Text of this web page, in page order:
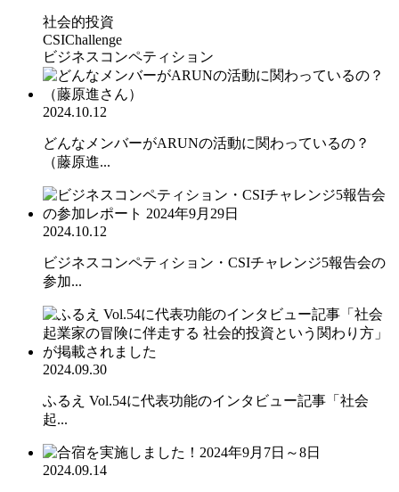
社会的投資
CSIChallenge
ビジネスコンペティション
2024.10.12
どんなメンバーがARUNの活動に関わっているの？
（藤原進...
2024.10.12
ビジネスコンペティション・CSIチャレンジ5報告会の
参加...
2024.09.30
ふるえ Vol.54に代表功能のインタビュー記事「社会
起...
2024.09.14